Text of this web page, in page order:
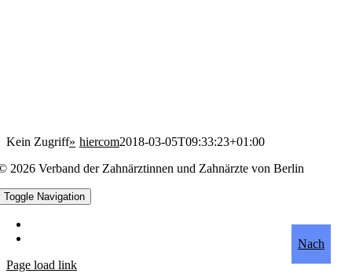
Kein Zugriff hiercom2018-03-05T09:33:23+01:00
2026 Verband der Zahnärztinnen und Zahnärzte von Berlin
Toggle Navigation
Page load link
Nach